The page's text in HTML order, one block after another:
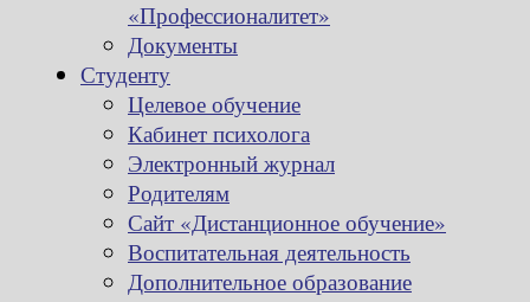
«Профессионалитет»
Документы
Студенту
Целевое обучение
Кабинет психолога
Электронный журнал
Родителям
Сайт «Дистанционное обучение»
Воспитательная деятельность
Дополнительное образование